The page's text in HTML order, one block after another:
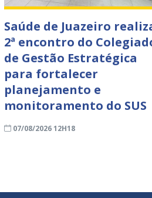
Saúde de Juazeiro
2ª encontro do
de Gestão Estratégica
para fortalecer
planejamento e
monitoramento do SUS
07/08/2026 12H18